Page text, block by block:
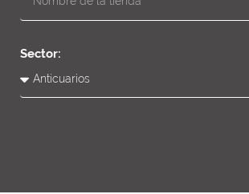
Sector: